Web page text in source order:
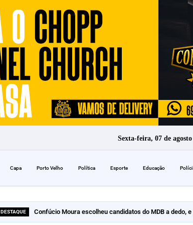
Sexta-feira, 07 de
Capa Porto Velho Política Esporte Educação
DESTAQUE Confúcio Moura escolheu candidatos do MDB a dedo,